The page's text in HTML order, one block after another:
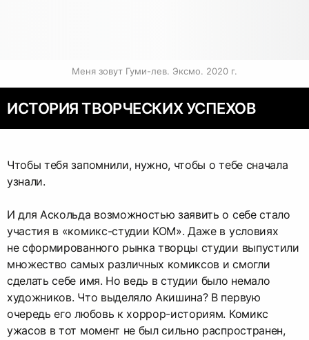
Меня зовут Гуми-лев. Эксмо. 2020 г.
ИСТОРИЯ ТВОРЧЕСКИХ УСПЕХОВ
Чтобы тебя запомнили, нужно, чтобы о тебе сначала
узнали.
И для Аскольда возможностью заявить о себе стало
участия в «комикс-студии КОМ». Даже в условиях
не сформированного рынка творцы студии выпустили
множество самых различных комиксов и смогли
сделать себе имя. Но ведь в студии было немало
художников. Что выделяло Акишина? В первую
очередь его любовь к хоррор-историям. Комикс
ужасов в тот момент не был сильно распространен,